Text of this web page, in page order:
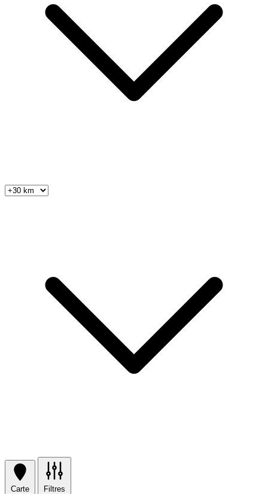
Carte Filtres